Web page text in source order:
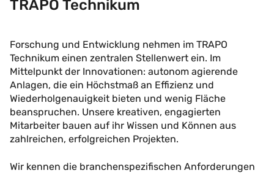
TRAPO Technikum
Forschung und Entwicklung nehmen im TRAPO
Technikum einen zentralen Stellenwert ein. Im
Mittelpunkt der Innovationen: autonom agierende
Anlagen, die ein Höchstmaß an Effizienz und
Wiederholgenauigkeit bieten und wenig Fläche
beanspruchen. Unsere kreativen, engagierten
Mitarbeiter bauen auf ihr Wissen und Können aus
zahlreichen, erfolgreichen Projekten.
Wir kennen die branchenspezifischen Anforderungen